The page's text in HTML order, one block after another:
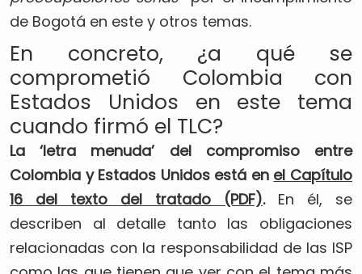
de Bogotá en este y otros temas.
En concreto, ¿a qué se
comprometió Colombia con
Estados Unidos en este tema
cuando firmó el TLC?
La ‘letra menuda’ del compromiso entre
Colombia y Estados Unidos está en el Capítulo
16 del texto del tratado (PDF).En él, se
describen al detalle tanto las obligaciones
relacionadas con la responsabilidad de las ISP